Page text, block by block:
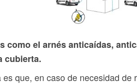
como el arnés anticaídas,
cubierta.
que, en caso de necesidad